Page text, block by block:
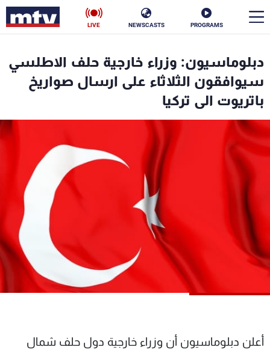
PROGRAMS
NEWSCASTS
LIVE
دبلوماسيون: وزراء خارجية حلف الاطلسي
سيوافقون الثلاثاء على ارسال صواريخ
باتريوت الى تركيا
أعلن دبلوماسيون أن وزراء خارجية دول حلف شمال
الأخبار
سياسة
إقتصاد
منوعات رياضة
البرامج
جدول البرامج
الترددات
عن MTV
الإنـتـاج
وظائف
تواصل معنا